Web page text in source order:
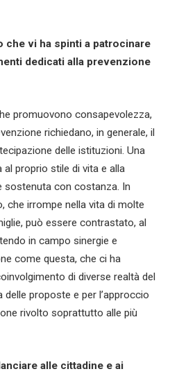
che vi ha spinti a patrocinare
dedicati alla prevenzione
promuovono consapevolezza,
richiedano, in generale, il
delle istituzioni. Una
proprio stile di vita e alla
sostenuta con costanza. In
che irrompe nella vita di molte
può essere contrastato, al
in campo sinergie e
come questa, che ci ha
di diverse realtà del
proposte e per l’approccio
rivolto soprattutto alle più
alle cittadine e ai